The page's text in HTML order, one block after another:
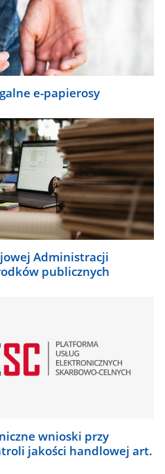
e-papierosy
Administracji
publicznych
wnioski przy
jakości handlowej art.